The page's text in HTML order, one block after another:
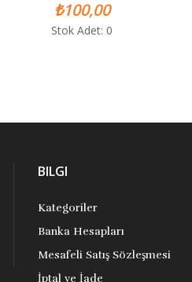
₺100,00
Stok Adet: 0
BILGI
Kategoriler
Banka Hesapları
Mesafeli Satış Sözleşmesi
İptal ve İade